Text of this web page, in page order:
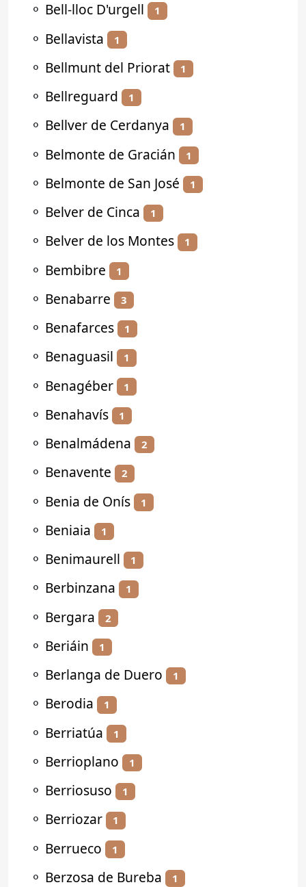
⚬ Bell-lloc D'urgell 1
⚬ Bellavista 1
⚬ Bellmunt del Priorat 1
⚬ Bellreguard 1
⚬ Bellver de Cerdanya 1
⚬ Belmonte de Gracián 1
⚬ Belmonte de San José 1
⚬ Belver de Cinca 1
⚬ Belver de los Montes 1
⚬ Bembibre 1
⚬ Benabarre 3
⚬ Benafarces 1
⚬ Benaguasil 1
⚬ Benagéber 1
⚬ Benahavís 1
⚬ Benalmádena 2
⚬ Benavente 2
⚬ Benia de Onís 1
⚬ Beniaia 1
⚬ Benimaurell 1
⚬ Berbinzana 1
⚬ Bergara 2
⚬ Beriáin 1
⚬ Berlanga de Duero 1
⚬ Berodia 1
⚬ Berriatúa 1
⚬ Berrioplano 1
⚬ Berriosuso 1
⚬ Berriozar 1
⚬ Berrueco 1
⚬ Berzosa de Bureba 1